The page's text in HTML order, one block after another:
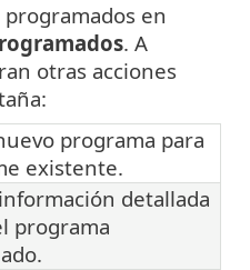
en
. A
otras acciones
programa para
existente.
detallada
programa